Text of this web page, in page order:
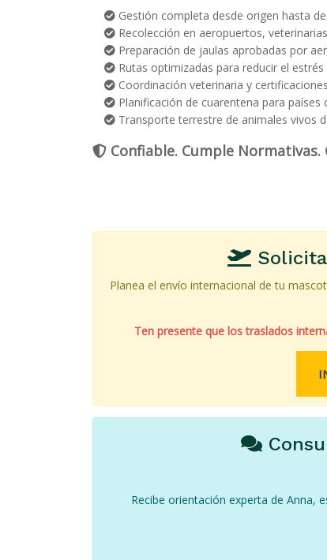
Gestión completa desde origen hasta
Recolección en aeropuertos,
Preparación de jaulas aprobadas por
Rutas optimizadas para reducir el estrés
Coordinación veterinaria y
Planificación de cuarentena para
Transporte terrestre de animales vivos
Confiable. Cumple
Planea el envío internacional de tu
Ten presente que los traslados
Recibe orientación experta de Anna,